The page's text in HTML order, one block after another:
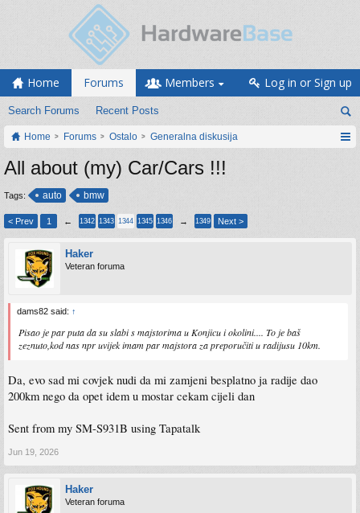
Home Forums
Search Forums Recent Posts
Members Log in or Sign up
Home Forums Ostalo Generalna diskusija
All about (my) Car/Cars !!!
Tags: auto bmw
< Prev 1 ← 1342 1343 1344 1345 1346 → 1349 Next >
Haker
Veteran foruma
dams82 said: ↑
Pisao je par puta da su slabi s majstorima u Konjicu i okolini.... To je baš
zeznuto,kod nas npr uvijek imam par majstora za preporučiti u radijusu 10km.
Da, evo sad mi covjek nudi da mi zamjeni besplatno ja radije dao
200km nego da opet idem u mostar cekam cijeli dan
Sent from my SM-S931B using Tapatalk
Jun 19, 2026
Haker
Veteran foruma